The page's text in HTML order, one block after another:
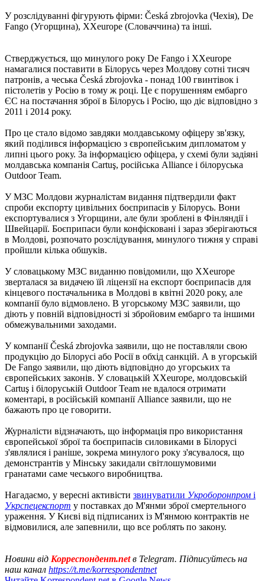
У розслідуванні фігурують фірми: Česká zbrojovka (Чехія), De
Fango (Угорщина), XXeurope (Словаччина) та інші.
Стверджується, що минулого року De Fango і XXeurope
намагалися поставити в Білорусь через Молдову сотні тисяч
патронів, а чеська Česká zbrojovka - понад 100 гвинтівок і
пістолетів у Росію в тому ж році. Це є порушенням ембарго
ЄС на постачання зброї в Білорусь і Росію, що діє відповідно з
2011 і 2014 року.
Про це стало відомо завдяки молдавському офіцеру зв'язку,
який поділився інформацією з європейським дипломатом у
липні цього року. За інформацією офіцера, у схемі були задіяні
молдавська компанія Cartuş, російська Alliance і білоруська
Outdoor Team.
У МЗС Молдови журналістам видання підтвердили факт
спроби експорту цивільних боєприпасів у Білорусь. Вони
експортувалися з Угорщини, але були зроблені в Фінляндії і
Швейцарії. Боєприпаси були конфісковані і зараз зберігаються
в Молдові, розпочато розслідування, минулого тижня у справі
пройшли кілька обшуків.
У словацькому МЗС виданню повідомили, що XXeurope
зверталася за видачею їй ліцензії на експорт боєприпасів для
кінцевого постачальника в Молдові в квітні 2020 року, але
компанії було відмовлено. В угорському МЗС заявили, що
діють у повній відповідності зі збройовим ембарго та іншими
обмежувальними заходами.
У компанії Česká zbrojovka заявили, що не поставляли свою
продукцію до Білорусі або Росії в обхід санкцій. А в угорській
De Fango заявили, що діють відповідно до угорських та
європейських законів. У словацькій XXeurope, молдовській
Cartuş і білоруській Outdoor Team не вдалося отримати
коментарі, в російській компанії Alliance заявили, що не
бажають про це говорити.
Журналісти відзначають, що інформація про використання
європейської зброї та боєприпасів силовиками в Білорусі
з'являлися і раніше, зокрема минулого року з'ясувалося, що
демонстрантів у Мінську закидали світлошумовими
гранатами саме чеського виробництва.
Нагадаємо, у вересні активісти звинуватили Укроборонпром і
Укрспецекспорт у поставках до М'янми зброї смертельного
ураження. У Києві від підписаних із М'янмою контрактів не
відмовилися, але запевнили, що все роблять по закону.
Новини від Корреспондент.netв Telegram. Підписуйтесь на
наш канал https://t.me/korrespondentnet